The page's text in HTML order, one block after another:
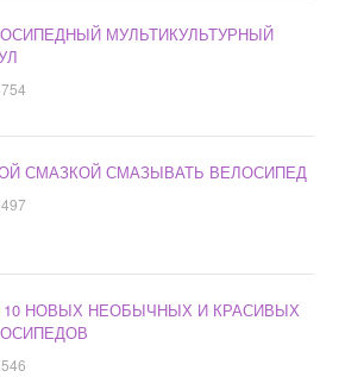
МУЛЬТИКУЛЬТУРНЫЙ
СМАЗКОЙ СМАЗЫВАТЬ ВЕЛОСИПЕД
10 НОВЫХ НЕОБЫЧНЫХ И КРАСИВЫХ